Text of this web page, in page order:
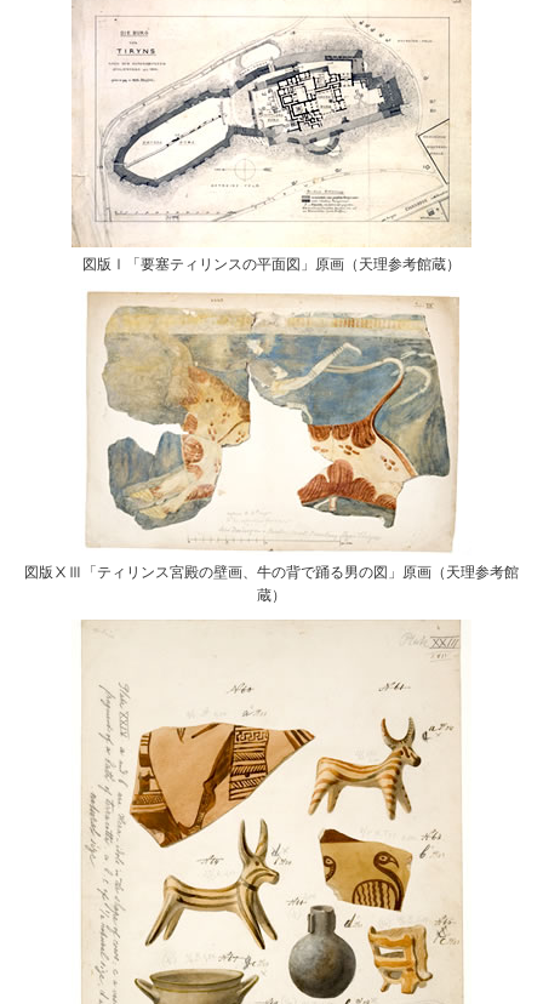
図版Ⅰ「要塞ティリンスの平面図」原画（天理参考館蔵）
図版ⅩⅢ「ティリンス宮殿の壁画、牛の背で踊る男の図」原画（天理参考館
蔵）